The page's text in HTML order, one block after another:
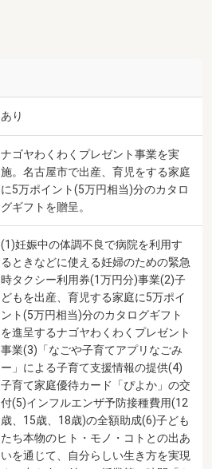
あり
ナゴヤわくわくプレゼント事業を実
施。名古屋市で出産、育児をする家庭
に5万ポイント(5万円相当)分のカタロ
グギフトを贈呈。
(1)妊娠中の体調不良で病院を利用す
るときなどに使える妊婦のための緊急
時タクシー利用券(1万円分)事業(2)子
どもを出産、育児する家庭に5万ポイ
ント(5万円相当)分のカタログギフト
を進呈するナゴヤわくわくプレゼント
事業(3)「なごや子育てアプリなごみ
ー」による子育て支援情報の提供(4)
子育て家庭優待カード「ぴよか」の交
付(5)インフルエンザ予防接種費用(12
歳、15歳、18歳)の全額助成(6)子ども
たち本物のヒト・モノ・コトとの出あ
いを通じて、自分らしい生き方を実現